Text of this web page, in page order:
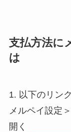
支払方法に
は
1. 以下のリン
メルペイ設定
開く